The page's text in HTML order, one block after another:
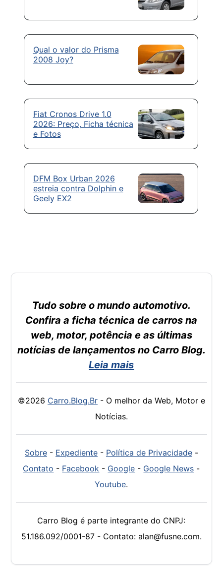
Qual o valor do Prisma
2008 Joy?
Fiat Cronos Drive 1.0
2026: Preço, Ficha técnica
e Fotos
DFM Box Urban 2026
estreia contra Dolphin e
Geely EX2
Tudo sobre o mundo automotivo.
Confira a ficha técnica de carros na
web, motor, potência e as últimas
notícias de lançamentos no Carro Blog.
Leia mais
©2026 Carro.Blog.Br- O melhor da Web, Motor e
Notícias.
Sobre- Expediente- Política de Privacidade-
Contato - Facebook - Google - Google News -
Youtube.
Carro Blog é parte integrante do CNPJ:
51.186.092/0001-87 - Contato: alan@fusne.com.